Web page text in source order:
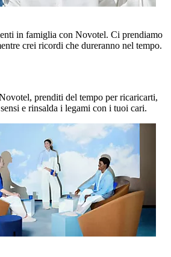
in famiglia con Novotel. Ci prendiamo
crei ricordi che dureranno nel tempo.
prenditi del tempo per ricaricarti,
e rinsalda i legami con i tuoi cari.